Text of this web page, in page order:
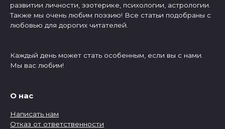
развитии личности, эзотерике, психологии, астрологии.
Также мы очень любим поэзию! Все статьи подобраны с
любовью для дорогих читателей.
Каждый день может стать особенным, если вы с нами.
Мы вас любим!
О нас
Написать нам
Отказ от ответственности